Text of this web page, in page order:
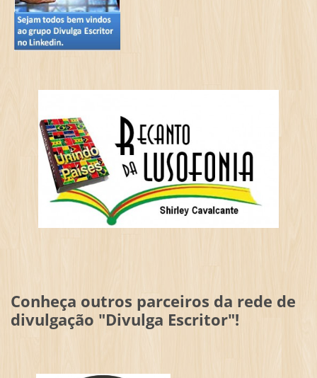
Conheça outros parceiros da rede de
divulgação "Divulga Escritor"!